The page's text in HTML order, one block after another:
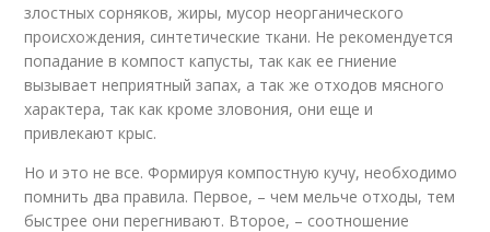
злостных сорняков, жиры, мусор неорганического
происхождения, синтетические ткани. Не рекомендуется
попадание в компост капусты, так как ее гниение
вызывает неприятный запах, а так же отходов мясного
характера, так как кроме зловония, они еще и
привлекают крыс.
Но и это не все. Формируя компостную кучу, необходимо
помнить два правила. Первое, – чем мельче отходы, тем
быстрее они перегнивают. Второе, – соотношение